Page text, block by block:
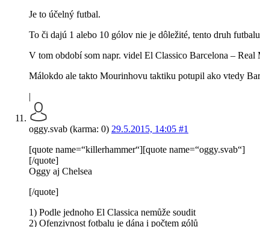
Je to účelný futbal.
To či dajú 1 alebo 10 gólov nie je dôležité, tento druh
V tom období som napr. videl El Classico Barcelona –
Málokdo ale takto Mourinhovu taktiku potupil ako vtedy
|
oggy.svab (karma: 0) 29.5.2015, 14:05 #1
[quote name=“killerhammer“][quote name=“oggy.svab“]
[/quote]
Oggy aj Chelsea
[/quote]
1) Podle jednoho El Classica nemůže soudit
2) Ofenzivnost fotbalu je dána i počtem gólů